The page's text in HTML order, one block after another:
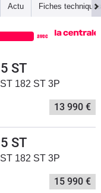
Actu Fiches techniques
avec
ST
182 ST 3P
13 990 €
ST
182 ST 3P
15 990 €